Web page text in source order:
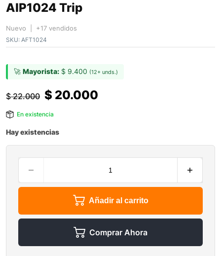
AIP1024 Trip
Nuevo | +17 vendidos
SKU: AFT1024
🚀 Mayorista: $ 9.400 (12+ unds.)
$22.000 $ 20.000
En existencia
Hay existencias
Añadir al carrito
Comprar Ahora